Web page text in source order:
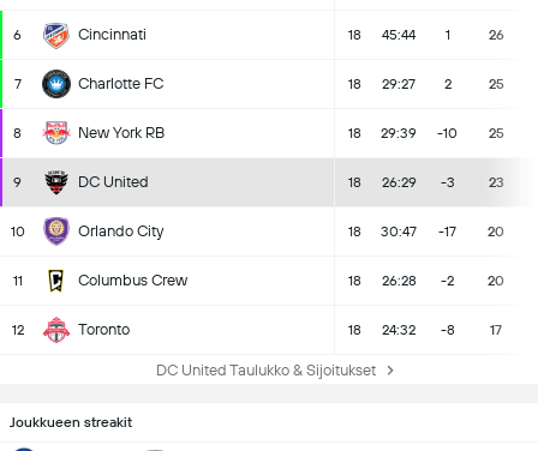
6 Cincinnati 18 45:44 1 26
7 Charlotte FC 18 29:27 2 25
8 New York RB 18 29:39 -10 25
9 DC United 18 26:29 -3 23
10 Orlando City 18 30:47 -17 20
11 Columbus Crew 18 26:28 -2 20
12 Toronto 18 24:32 -8 17
DC United Taulukko & Sijoitukset
Joukkueen streakit